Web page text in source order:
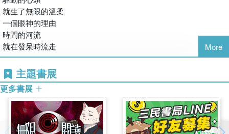
鏡像先生著有詩集：
已出版發行 ：《郵寄》《靈魂》《一池紋》《心不在原處》《眼
角》《折射》《隨緣》《情感的風鈴》《情池》《鏡花緣》《飄
舞》《心情的小雨》《一彎彩虹橋》《心舍》《幻境乾坤》
影》《情送伊人》《桃花夢》《宿緣的一眼》《河岸》《困惑》
《四季飛鴻》《心田之相》《情送伊人》《心雨》《黑白的眼》
就生了無限的溫柔
一個眼神的理由
時間的河流
就在發呆時流走
情婉轉成畫
心思寫在眉頭
一彎彩虹橋
情 願
味道的心跳
桃花開了以後
More
主題書展
更多書展